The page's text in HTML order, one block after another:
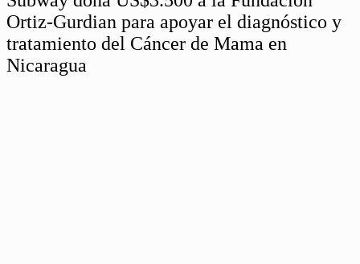
Ortiz-Gurdian para apoyar el diagnóstico y
tratamiento del Cáncer de Mama en
Nicaragua